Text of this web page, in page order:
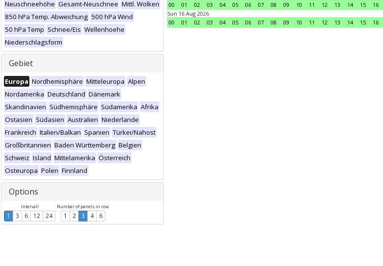
Neuschneehöhe Gesamt-Neuschnee Mittl. Wolken
850 hPa Temp. Abweichung 500 hPa Wind
50 hPa Temp Schnee/Eis Wellenhoehe
Niederschlagsform
Gebiet
Europa Nordhemisphäre Mitteleuropa Alpen
Nordamerika Deutschland Dänemark
Skandinavien Südhemisphäre Südamerika Afrika
Ostasien Südasien Australien Niederlande
Frankreich Italien/Balkan Spanien Türkei/Nahost
Großbritannien Baden Württemberg Belgien
Schweiz Island Mittelamerika Österreich
Osteuropa Polen Finnland
Options
Intervall
1 3 6 12 24
Number of panels in row
1 2 3 4 6
00
01 02 03 04 05 06 07 08 09 10 11 12 13 14 15 16
Sun 16 Aug 2026
00
01 02 03 04 05 06 07 08 09 10 11 12 13 14 15 16